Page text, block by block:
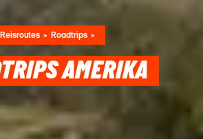
Reisroutes Roadtrips
AMERIKA